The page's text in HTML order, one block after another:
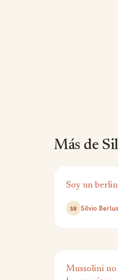
Más de
Soy un
SB Silvio
Mussolini no